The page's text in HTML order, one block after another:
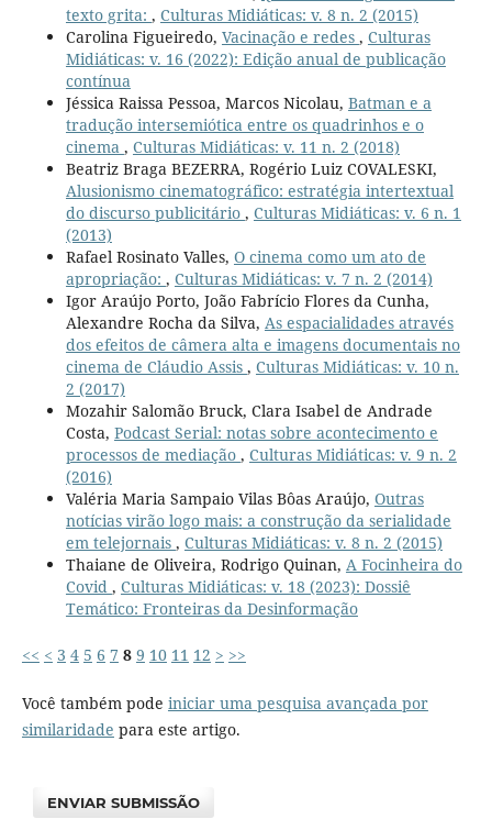
texto grita: , Culturas Midiáticas: v. 8 n. 2 (2015)
Carolina Figueiredo, Vacinação e redes , Culturas
Midiáticas: v. 16 (2022): Edição anual de publicação
contínua
Jéssica Raissa Pessoa, Marcos Nicolau, Batman e a
tradução intersemiótica entre os quadrinhos e o
cinema , Culturas Midiáticas: v. 11 n. 2 (2018)
Beatriz Braga BEZERRA, Rogério Luiz COVALESKI,
Alusionismo cinematográfico: estratégia intertextual
do discurso publicitário , Culturas Midiáticas: v. 6 n. 1
(2013)
Rafael Rosinato Valles, O cinema como um ato de
apropriação: , Culturas Midiáticas: v. 7 n. 2 (2014)
Igor Araújo Porto, João Fabrício Flores da Cunha,
Alexandre Rocha da Silva, As espacialidades através
dos efeitos de câmera alta e imagens documentais no
cinema de Cláudio Assis , Culturas Midiáticas: v. 10 n.
2 (2017)
Mozahir Salomão Bruck, Clara Isabel de Andrade
Costa, Podcast Serial: notas sobre acontecimento e
processos de mediação , Culturas Midiáticas: v. 9 n. 2
(2016)
Valéria Maria Sampaio Vilas Bôas Araújo, Outras
notícias virão logo mais: a construção da serialidade
em telejornais , Culturas Midiáticas: v. 8 n. 2 (2015)
Thaiane de Oliveira, Rodrigo Quinan, A Focinheira do
Covid , Culturas Midiáticas: v. 18 (2023): Dossiê
Temático: Fronteiras da Desinformação
<< < 3 4 5 6 7 8 9 10 11 12 > >>
Você também pode iniciar uma pesquisa avançada por
similaridade para este artigo.
ENVIAR SUBMISSÃO